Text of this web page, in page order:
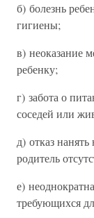
б) болезнь
гигиены;
в) неоказание
ребенку;
г) забота о
соседей или
д) отказ
родитель
е)
требующихся